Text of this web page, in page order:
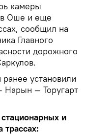
камеры
в Оше и еще
сообщил на
Главного
дорожного
установили
Нарын — Торугарт
и
трассах: